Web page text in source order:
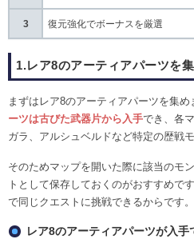
3 復元強化でボーナスを厳選
1.レア8のアーティアパーツを
まずはレア8のアーティアパーツを集め
ーツは古びた武器片から入手でき、各
ガラ、アルシュベルドなど特定の歴戦
そのためマップを開いた際に該当のモ
トとして保存しておくのがおすすめで
で同じクエストに挑戦できるからです。
レア8のアーティアパーツが入手